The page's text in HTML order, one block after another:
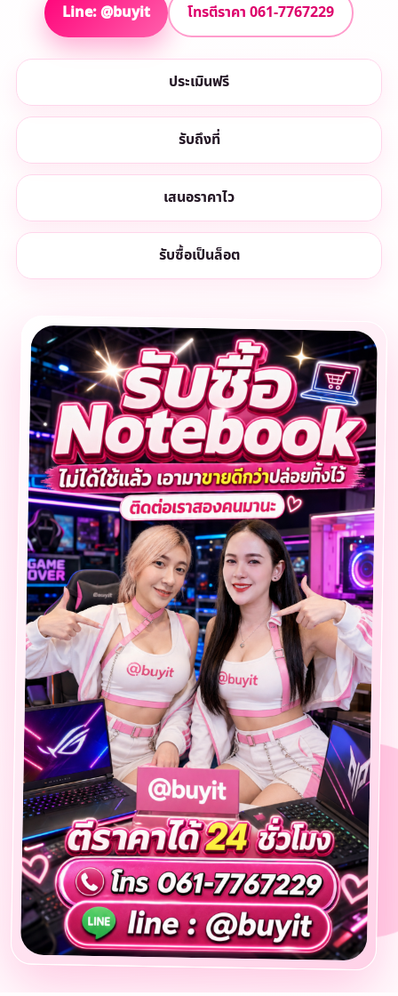
Line: @buyit โทรตีราคา 061-7767229
ประเมินฟรี
รับถึงที่
เสนอราคาไว
รับซื้อเป็นล็อต